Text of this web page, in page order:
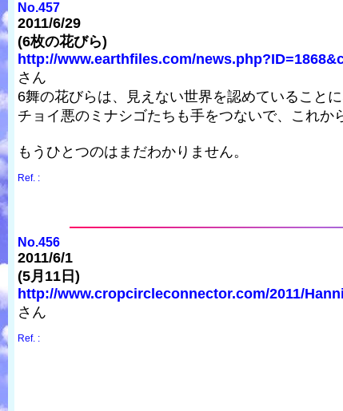
No.457
2011/6/29
(6枚の花びら)
http://www.earthfiles.com/
さん
6舞の花びらは、見えない世界を認めていることに
チョイ悪のミナシゴたちも手をつないで、これか
もうひとつのはまだわかりません。
Ref. :
No.456
2011/6/1
(5月11日)
http://www.cropcircleconnector.com/2011/
さん
Ref. :